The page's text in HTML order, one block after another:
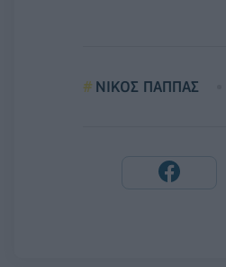
ΝΙΚΟΣ ΠΑΠΠΑΣ